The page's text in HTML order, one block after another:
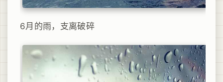
6月的雨，支离破碎